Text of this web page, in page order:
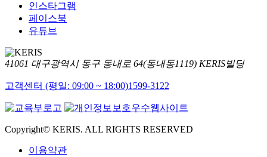
인스타그램
페이스북
유튜브
41061 대구광역시 동구 동내로 64(동내동1119) KERIS빌딩
고객센터 (평일: 09:00 ~ 18:00)1599-3122
Copyright© KERIS. ALL RIGHTS RESERVED
이용약관